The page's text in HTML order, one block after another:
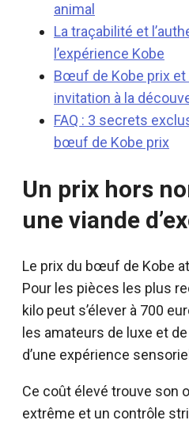
animal
La traçabilité et
l’expérience Kobe
Bœuf de Kobe prix et
invitation à la
FAQ : 3 secrets
bœuf de Kobe prix
Un prix hors
une viande
Le prix du bœuf de Kobe
Pour les pièces les plus
kilo peut s’élever à 700
les amateurs de luxe et
d’une expérience
Ce coût élevé trouve son
extrême et un contrôle